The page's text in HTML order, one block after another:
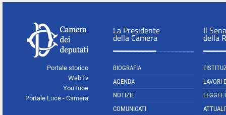
Portale storico
WebTv
YouTube
Portale Luce - Camera
La Presidente
della Camera
BIOGRAFIA
AGENDA
NOTIZIE
COMUNICATI
Il
della
LAVORI
LEGGI E